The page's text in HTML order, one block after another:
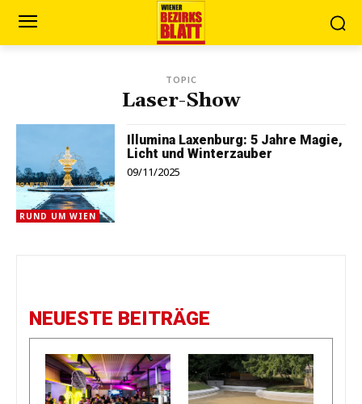
TOPIC
Laser-Show
RUND UM WIEN
Illumina Laxenburg: 5 Jahre Magie,
Licht und Winterzauber
09/11/2025
NEUESTE BEITRÄGE